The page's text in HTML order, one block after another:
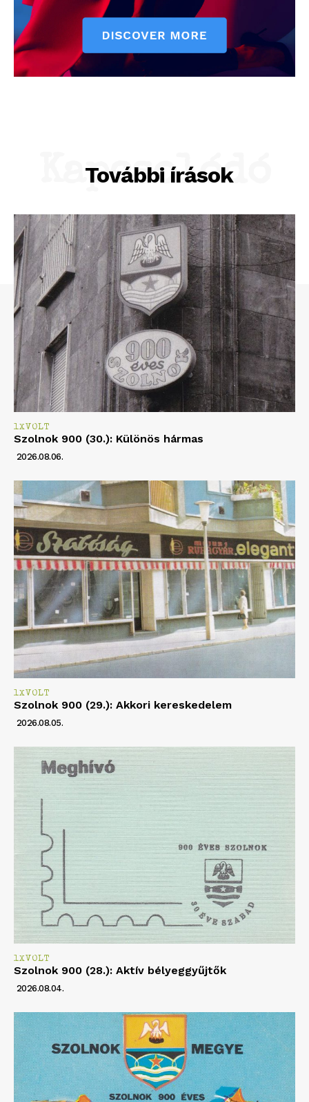
További írások
Kapcsolódó
1XVOLT
Szolnok 900 (30.): Különös hármas
2026.08.06.
1XVOLT
Szolnok 900 (29.): Akkori kereskedelem
2026.08.05.
1XVOLT
Szolnok 900 (28.): Aktív bélyeggyűjtők
2026.08.04.